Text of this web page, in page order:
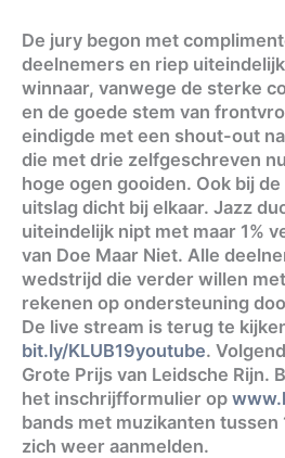
De jury begon met
deelnemers en riep
winnaar, vanwege de sterke
en de goede stem van
eindigde met een shout-out
die met drie zelfgeschreven
hoge ogen gooiden. Ook bij
uitslag dicht bij elkaar. Jazz
uiteindelijk nipt met maar 1%
van Doe Maar Niet. Alle
wedstrijd die verder willen
rekenen op ondersteuning
De live stream is terug te
bit.ly/KLUB19youtube.
Grote Prijs van Leidsche Rijn.
het inschrijfformulier op
bands met muzikanten tussen
zich weer aanmelden.